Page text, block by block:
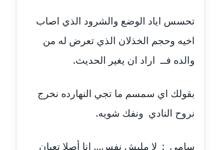
مدونة حنين الفلسطينية
مدونة خالد الخطيب
عاملة
مدونة خالد العامري
عاملة
تحسس اياد الوضع والشرود الذي اصاب
اخيه وحجم الخذلان الذي تعرض له من
والده فــ اراد ان يغير الحديث.
بقولك اي سمسم ما تجي النهارده نخرج
نروح النادي ونفك شويه.
سامي : لا مليش نفس... انا أصلا تعبان